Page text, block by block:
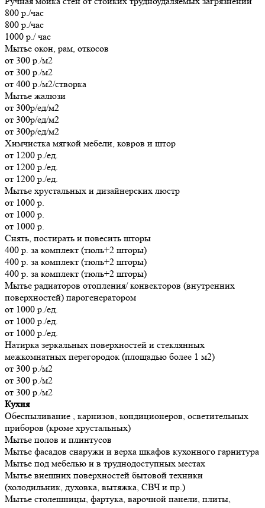
800 р./час
800 р./час
1000 р./ час
Мытье окон, рам, откосов
от 300 р./м2
от 300 р./м2
от 400 р./м2/створка
Мытье жалюзи
от 300р/ед/м2
от 300р/ед/м2
от 300р/ед/м2
Химчистка мягкой мебели, ковров и штор
от 1200 р./ед.
от 1200 р./ед.
от 1200 р./ед.
Мытье хрустальных и дизайнерских люстр
от 1000 р.
от 1000 р.
от 1000 р.
Cнять, постирать и повесить шторы
400 р. за комплект (тюль+2 шторы)
400 р. за комплект (тюль+2 шторы)
400 р. за комплект (тюль+2 шторы)
Мытье радиаторов отопления/ конвекторов (внутренних
поверхностей) парогенератором
от 1000 р./ед.
от 1000 р./ед.
от 1000 р./ед.
Натирка зеркальных поверхностей и стеклянных
межкомнатных перегородок (площадью более 1 м2)
от 300 р./м2
от 300 р./м2
от 300 р./м2
Кухня
Обеспыливание , карнизов, кондиционеров, осветительных
приборов (кроме хрустальных)
Мытье полов и плинтусов
Мытье фасадов снаружи и верха шкафов кухонного гарнитура
Мытье под мебелью и в труднодоступных местах
Мытье внешних поверхностей бытовой техники
(холодильник, духовка, вытяжка, СВЧ и пр.)
Мытье столешницы, фартука, варочной панели, плиты,